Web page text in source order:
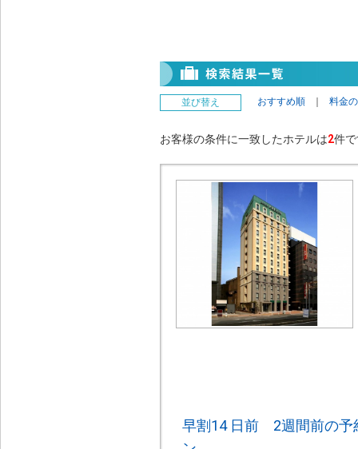
並び替え おすすめ順 料金
お客様の条件に一致したホテルは2件
早割14 日前 2週間前の予